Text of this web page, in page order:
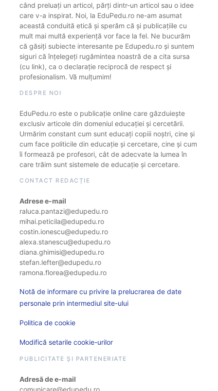
când preluați un articol, părți dintr-un articol sau o idee
care v-a inspirat. Noi, la EduPedu.ro ne-am asumat
această conduită etică și sperăm că și publicațiile cu
mult mai multă experiență vor face la fel. Ne bucurăm
că găsiți subiecte interesante pe Edupedu.ro și suntem
siguri că înțelegeți rugămintea noastră de a cita sursa
(cu link), ca o declarație reciprocă de respect și
profesionalism. Vă mulțumim!
DESPRE NOI
EduPedu.ro este o publicație online care găzduiește
exclusiv articole din domeniul educației și cercetării.
Urmărim constant cum sunt educați copiii noștri, cine și
cum face politicile din educație și cercetare, cine și cum
îi formează pe profesori, cât de adecvate la lumea în
care trăim sunt sistemele de educație și cercetare.
CONTACT REDACȚIE
Adrese e-mail
raluca.pantazi@edupedu.ro
mihai.peticila@edupedu.ro
costin.ionescu@edupedu.ro
alexa.stanescu@edupedu.ro
diana.ghimisi@edupedu.ro
stefan.lefter@edupedu.ro
ramona.florea@edupedu.ro
Notă de informare cu privire la prelucrarea de date
personale prin intermediul site-ului
Politica de cookie
Modifică setarile cookie-urilor
PUBLICITATE ȘI PARTENERIATE
Adresă de e-mail
comunicare@edupedu.ro